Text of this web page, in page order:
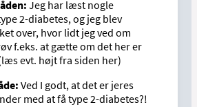
Jeg har læst nogle
2-diabetes, og jeg blev
over, hvor lidt jeg ved om
f.eks. at gætte om det her er
evt. højt fra siden her)
Ved I godt, at det er jeres
med at få type 2-diabetes?!